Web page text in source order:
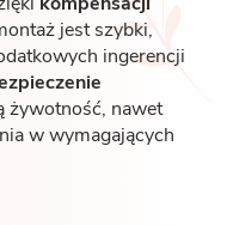
jest szybki,
ingerencji
żywotność, nawet
w wymagających